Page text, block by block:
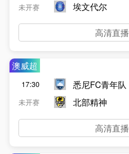
未开赛
埃文代尔
高清直播
澳威超
17:30
未开赛
悉尼FC青年队
北部精神
高清直播